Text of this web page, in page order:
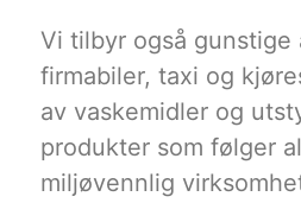
Vi tilbyr også gunstige
firmabiler, taxi og
av vaskemidler og
produkter som følger
miljøvennlig